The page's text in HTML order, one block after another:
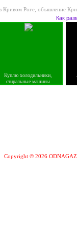
Кривом Роге объявление
Как
Куплю холодильники,
стиральные машины
Copyright © 2026